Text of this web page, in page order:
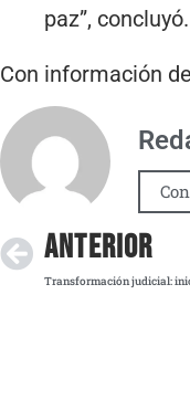
paz”, concluyó.
Con información
ANTERIOR